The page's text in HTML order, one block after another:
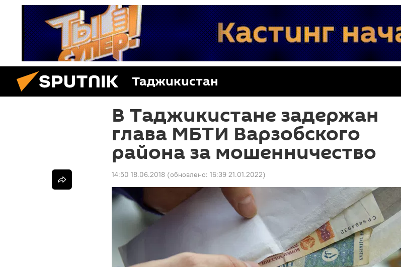
Таджикистан
В Таджикистане задержан
глава МБТИ Варзобского
района за мошенничество
14:50 18.06.2018 (обновлено: 16:39 21.01.2022)